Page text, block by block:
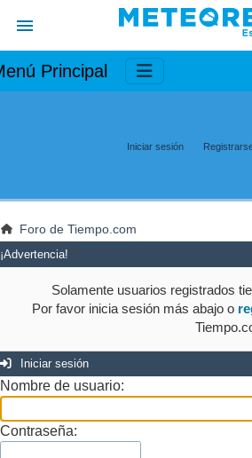
Principal
Iniciar sesión
Foro de Tiempo.com
¡Advertencia!
Solamente usuarios registrados
Por favor inicia sesión más abajo o
Iniciar sesión
Nombre de usuario:
Contraseña: